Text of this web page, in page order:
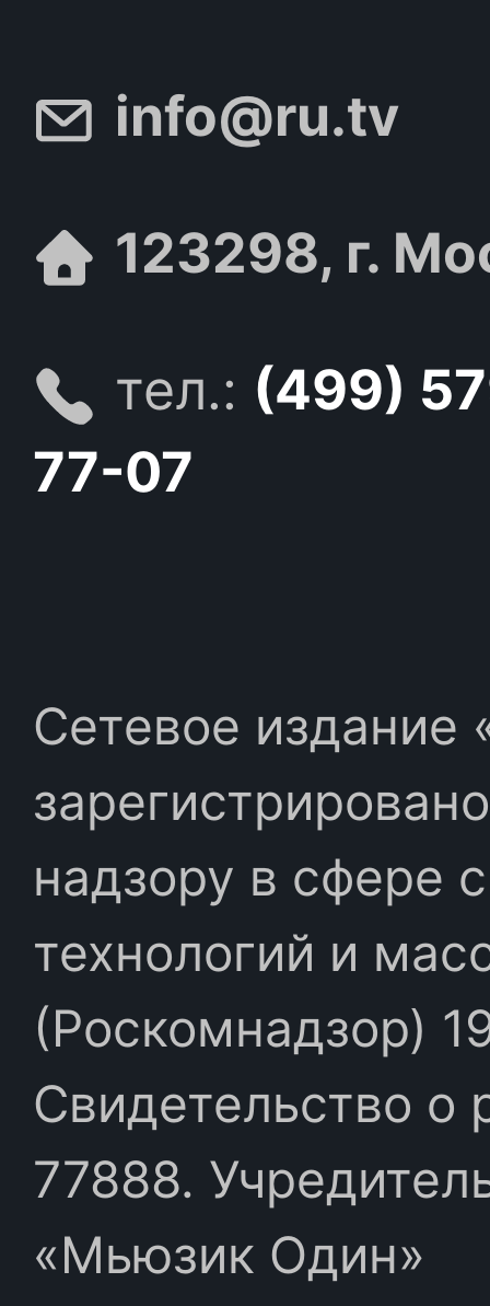
info@ru.tv
123298, г.
тел.: (499)
77-07
Сетевое издание
надзору в сфере
технологий и
(Роскомнадзор)
Свидетельство
77888.
«Мьюзик Один»